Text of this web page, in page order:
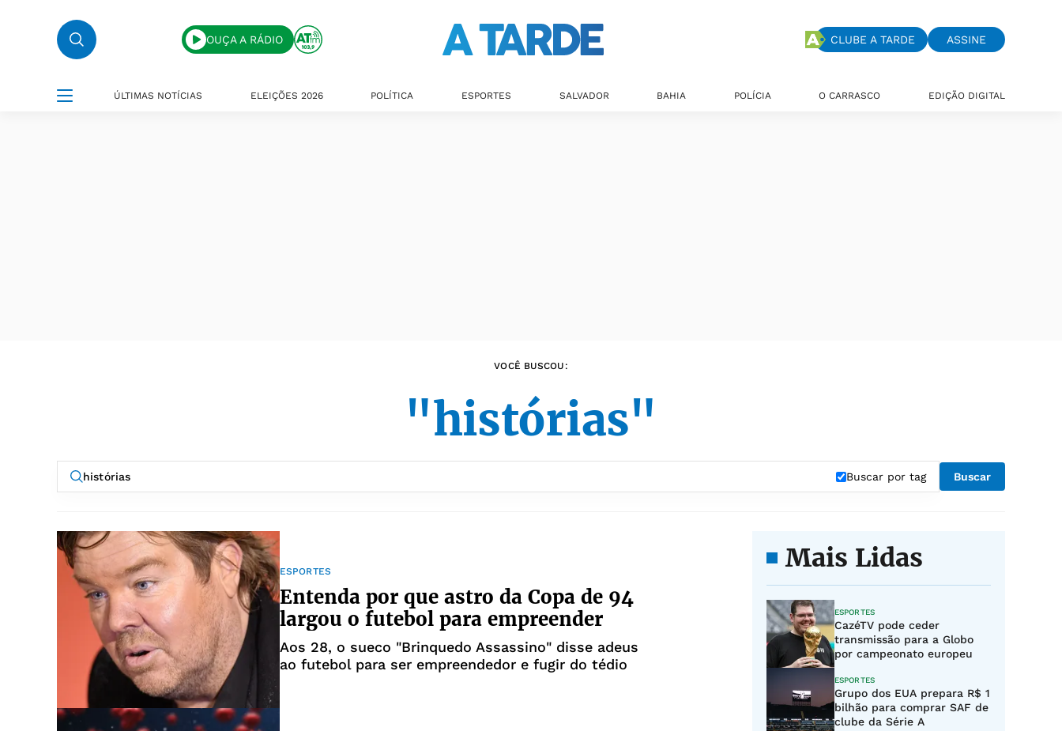
OUÇA A RÁDIO CLUBE A TARDE ASSINE
ÚLTIMAS NOTÍCIAS ELEIÇÕES 2026 POLÍTICA ESPORTES SALVADOR BAHIA POLÍCIA O CARRASCO EDIÇÃO DIGITAL
VOCÊ BUSCOU:
"histórias"
Buscar por tag Buscar
ESPORTES
Entenda por que astro da Copa de 94
largou o futebol para empreender
Aos 28, o sueco "Brinquedo Assassino" disse adeus
ao futebol para ser empreendedor e fugir do tédio
Mais Lidas
ESPORTES
CazéTV pode ceder
transmissão para a Globo
por campeonato europeu
ESPORTES
Grupo dos EUA prepara R$ 1
bilhão para comprar SAF de
clube da Série A